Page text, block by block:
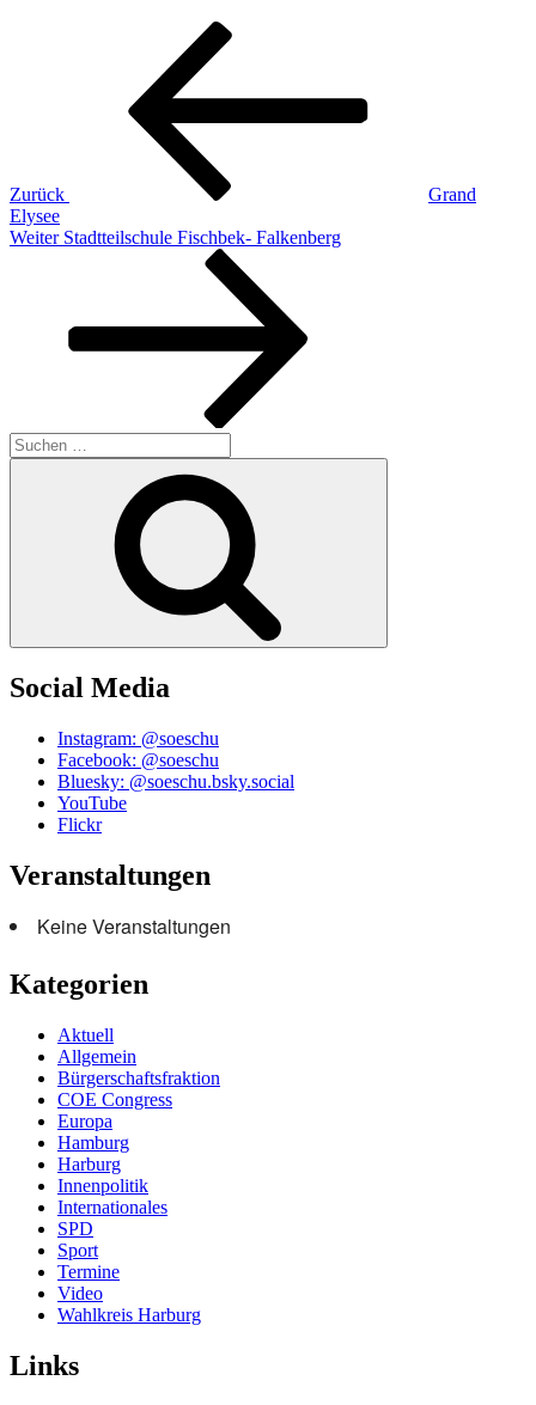
Beitragsnavigation
Zurück
Grand
Elysee
Nächster
Weiter Stadtteilschule Fischbek- Falkenberg
Suchen
nach:
Social Media
Instagram: @soeschu
Facebook: @soeschu
Bluesky: @soeschu.bsky.social
YouTube
Flickr
Veranstaltungen
Keine Veranstaltungen
Kategorien
Aktuell
Allgemein
Bürgerschaftsfraktion
COE Congress
Europa
Hamburg
Harburg
Innenpolitik
Internationales
SPD
Sport
Termine
Video
Wahlkreis Harburg
Links